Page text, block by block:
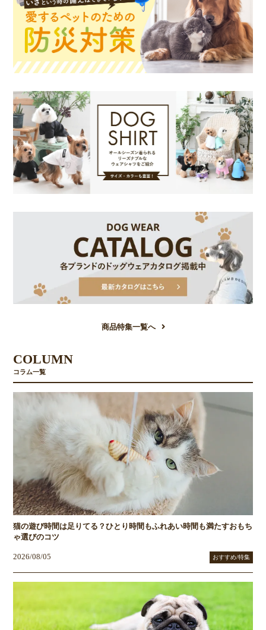
商品特集一覧へ
COLUMN
コラム一覧
猫の遊び時間は足りてる？ひとり時間もふれあい時間も満たすおもち
ゃ選びのコツ
2026/08/05 おすすめ/特集